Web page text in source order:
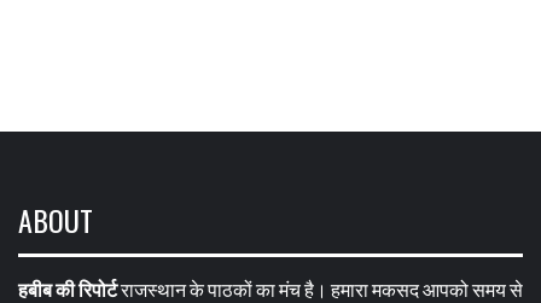
ABOUT
हबीब की रिपोर्टराजस्थान के पाठकों का मंच है। हमारा मकसद आपको समय से